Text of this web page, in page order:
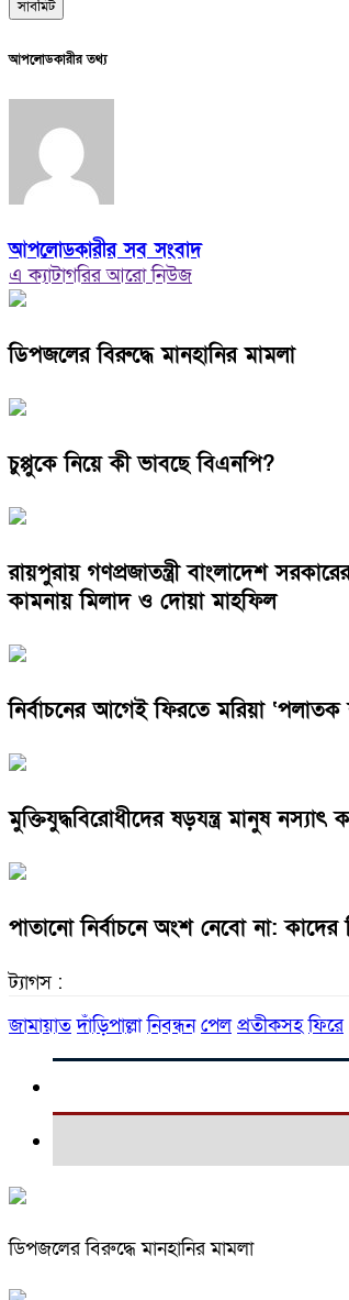
আপলোডকারীর তথ্য
আপলোডকারীর সব সংবাদ
এ ক্যাটাগরির আরো নিউজ
ডিপজলের বিরুদ্ধে মানহানির মামলা
চুপ্পুকে নিয়ে কী ভাবছে বিএনপি?
রায়পুরায় গণপ্রজাতন্ত্রী বাংলাদেশ
কামনায় মিলাদ ও দোয়া মাহফিল
নির্বাচনের আগেই ফিরতে মরিয়া ‘পলাতক
মুক্তিযুদ্ধবিরোধীদের ষড়যন্ত্র মানুষ নস্যাৎ
পাতানো নির্বাচনে অংশ নেবো না: কাদের
ট্যাগস :
জামায়াত দাঁড়িপাল্লা নিবন্ধন পেল প্রতীকসহ ফিরে
ডিপজলের বিরুদ্ধে মানহানির মামলা